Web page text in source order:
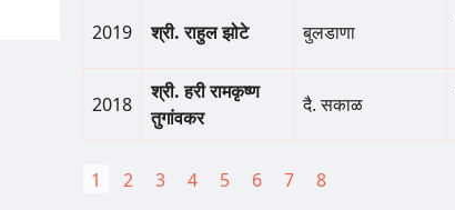
2019 श्री. राहुल झोटे बुलडाणा
2018
श्री. हरी रामकृष्ण
तुगांवकर
दै. सकाळ
Pagination
Current
1 Page
2 Page
3 Page
4 Page
5 Page
6 Page
7 Page
8